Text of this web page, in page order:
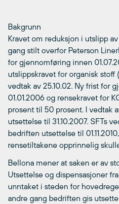
Bakgrunn
Kravet om reduksjon i utslipp
gang stilt overfor Peterson
for gjennomføring innen
utslippskravet for organisk stoff
vedtak av 25.10.02. Ny frist for
01.01.2006 og rensekravet for
prosent til 50 prosent. I vedtak
utsettelse til 31.10.2007. SFTs
bedriften utsettelse til
rensetiltakene opprinnelig
Bellona mener at saken er av
Utsettelse og dispensasjoner
unntaket i steden for
andre gang bedriften gis